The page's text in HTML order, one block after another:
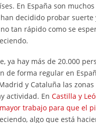
En España son muchos
decidido probar suerte
tan rápido como se
ya hay más de 20.000
de forma regular en
y Cataluña las zonas
actividad. En Castilla y
trabajo para que el
algo que está